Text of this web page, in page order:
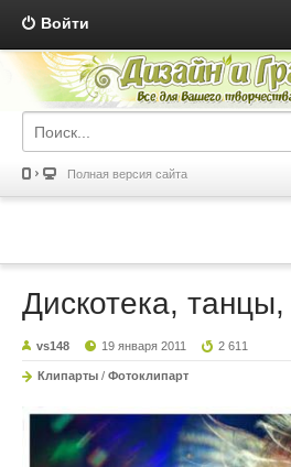
Войти
Полная версия сайта
Дискотека, танцы,
vs148 19 января 2011 2 611
Клипарты / Фотоклипарт